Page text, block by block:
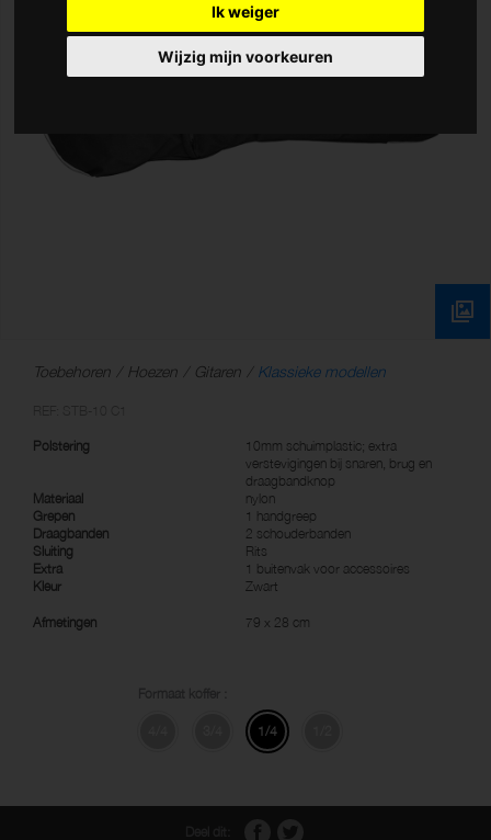
Ik weiger
Wijzig mijn voorkeuren
Toebehoren Hoezen Gitaren Klassieke modellen
Polstering
10mm schuimplastic; extra
verstevigingen bij snaren, brug en
draagbandknop
Materiaal
nylon
Grepen
1 handgreep
Draagbanden
2 schouderbanden
Sluiting
Rits
Extra
1 buitenvak voor accessoires
Kleur
Zwart
Afmetingen 79 x 28 cm
1/4